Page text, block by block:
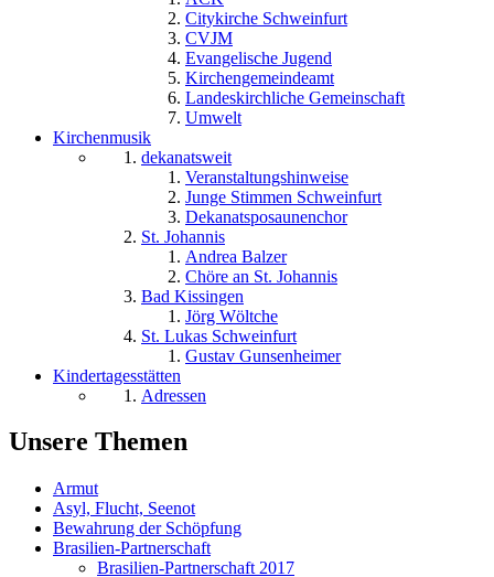
Citykirche Schweinfurt
CVJM
Evangelische Jugend
Kirchengemeindeamt
Landeskirchliche Gemeinschaft
Umwelt
Kirchenmusik
dekanatsweit
Veranstaltungshinweise
Junge Stimmen Schweinfurt
Dekanatsposaunenchor
St. Johannis
Andrea Balzer
Chöre an St. Johannis
Bad Kissingen
Jörg Wöltche
St. Lukas Schweinfurt
Gustav Gunsenheimer
Kindertagesstätten
Adressen
Unsere Themen
Armut
Asyl, Flucht, Seenot
Bewahrung der Schöpfung
Brasilien-Partnerschaft
Brasilien-Partnerschaft 2017